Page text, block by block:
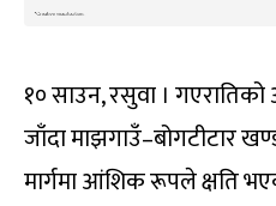
१० साउन, रसुवा । गएरातिको
जाँदा माझगाउँ–बोगटीटार
मार्गमा आंशिक रूपले क्षति